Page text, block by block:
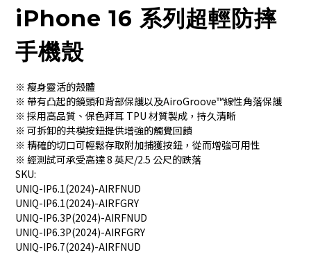
購物滿 HK$200 即可免運費，派送至香港及澳門地區
iPhone 16 系列超輕防摔
手機殼
※ 瘦身靈活的殼體
※ 帶有凸起的鏡頭和背部保護以及AiroGroove™線性角落保護
※ 採用高品質、保色拜耳 TPU 材質製成，持久清晰
※ 可拆卸的共模按鈕提供增強的觸覺回饋
※ 精確的切口可輕鬆存取附加捕獲按鈕，從而增強可用性
※ 經測試可承受高達 8 英尺/2.5 公尺的跌落
SKU:
UNIQ-IP6.1(2024)-AIRFNUD
UNIQ-IP6.1(2024)-AIRFGRY
UNIQ-IP6.3P(2024)-AIRFNUD
UNIQ-IP6.3P(2024)-AIRFGRY
UNIQ-IP6.7(2024)-AIRFNUD